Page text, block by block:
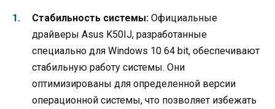
Стабильность системы: Официальные
драйверы Asus K50IJ, разработанные
специально для Windows 10 64 bit, обеспечивают
стабильную работу системы. Они
оптимизированы для определенной версии
операционной системы, что позволяет избежать